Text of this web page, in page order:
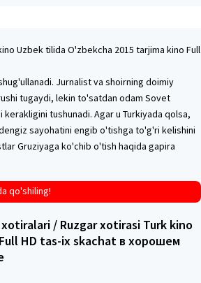
Uzbek tilida O'zbekcha 2015 tarjima kino Full
Jurnalist va shoirning doimiy
tugaydi, lekin to'satdan odam Sovet
tushunadi. Agar u Turkiyada qolsa,
sayohatini engib o'tishga to'g'ri kelishini
Gruziyaga ko'chib o'tish haqida gapira
qo'shiling!
/ Ruzgar xotirasi Turk kino
HD tas-ix skachat в хорошем